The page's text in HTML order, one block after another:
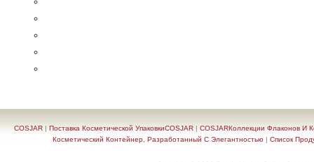
COSJAR | Поставка Косметической УпаковкиCOSJAR | COSJARКоллекции Флаконов И
Косметический Контейнер, Разработанный С Элегантностью | Список